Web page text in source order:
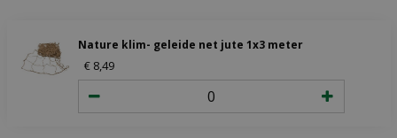
Nature klim- geleide net jute 1x3 meter
€ 849